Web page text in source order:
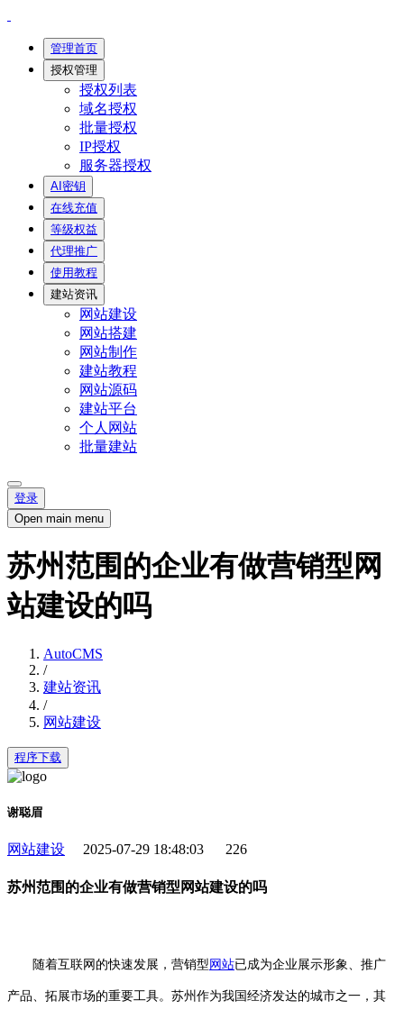
管理首页
授权管理
授权列表
域名授权
批量授权
IP授权
服务器授权
AI密钥
在线充值
等级权益
代理推广
使用教程
建站资讯
网站建设
网站搭建
网站制作
建站教程
网站源码
建站平台
个人网站
批量建站
登录
Open main menu
苏州范围的企业有做营销型网
站建设的吗
AutoCMS
/
建站资讯
/
网站建设
程序下载
谢聪眉
网站建设 2025-07-29 18:48:03 226
苏州范围的企业有做营销型网站建设的吗
随着互联网的快速发展，营销型 网站已成为企业展示形象、推广
产品、拓展市场的重要工具。苏州作为我国经济发达的城市之一，其